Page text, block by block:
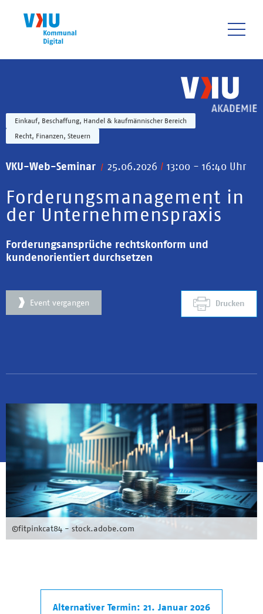
Einkauf, Beschaffung, Handel & kaufmännischer Bereich
Recht, Finanzen, Steuern
VKU-Web-Seminar 25.06.2026 / 13:00 - 16:40 Uhr
Forderungsmanagement in
der Unternehmenspraxis
Forderungsansprüche rechtskonform und
kundenorientiert durchsetzen
Event vergangen Drucken
©fitpinkcat84 - stock.adobe.com
Alternativer Termin: 21. Januar 2026